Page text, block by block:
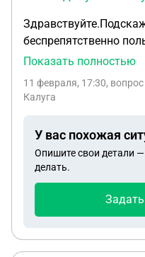
беспрепятственно
территории РФ ,если
Какие документы
Показать полностью
11 февраля, 17:30,
Калуга
У вас похожая
Опишите свои детали
делать.